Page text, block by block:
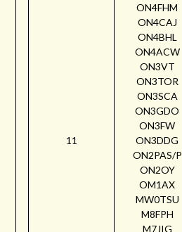
11
ON4FHM
ON4CAJ
ON4BHL
ON4ACW
ON3VT
ON3TOR
ON3SCA
ON3GDO
ON3FW
ON3DDG
ON2PAS/P
ON2OY
OM1AX
MW0TSU
M8FPH
M7JIG